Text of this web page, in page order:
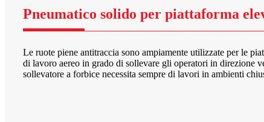
Pneumatico solido per piattaforma
Le ruote piene antitraccia sono ampiamente utilizzate per le
di lavoro aereo in grado di sollevare gli operatori in direzione
sollevatore a forbice necessita sempre di lavori in ambienti